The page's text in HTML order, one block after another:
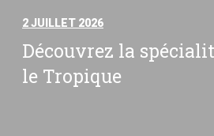
Découvrez la
le Tropique
2 JUILLET 2026